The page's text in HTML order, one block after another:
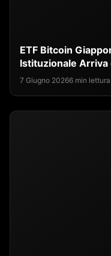
ETF Bitcoin
Istituzionale Arriva
7 Giugno 20266 min lettura